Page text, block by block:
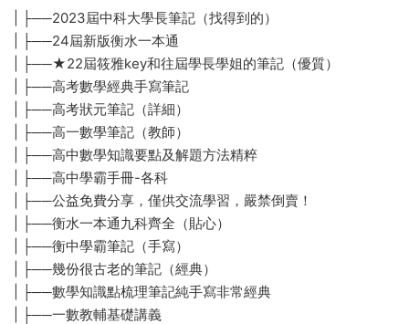
| ├──2023屆中科大學長筆記（找得到的）
| ├──24屆新版衡水一本通
| ├──★22屆筱雅key和往屆學長學姐的筆記（優質）
| ├──高考數學經典手寫筆記
| ├──高考狀元筆記（詳細）
| ├──高一數學筆記（教師）
| ├──高中數學知識要點及解題方法精粹
| ├──高中學霸手冊-各科
| ├──公益免費分享，僅供交流學習，嚴禁倒賣！
| ├──衡水一本通九科齊全（貼心）
| ├──衡中學霸筆記（手寫）
| ├──幾份很古老的筆記（經典）
| ├──數學知識點梳理筆記純手寫非常經典
| ├──一數教輔基礎講義